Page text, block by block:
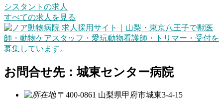
シスタントの求人
すべての求人を見る
お問合せ先：城東センター病院
〒400-0861 山梨県甲府市城東3-4-15